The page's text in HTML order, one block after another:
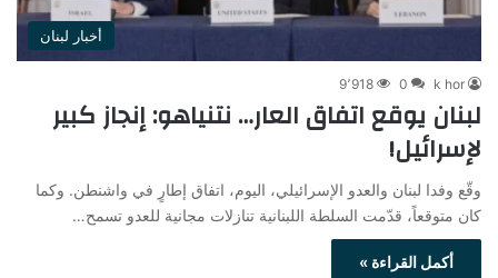
أخبار لبنان
k hor
0 9٬918
لبنان يوقع اتفاق العار… نتنياهو: إنجاز كبير
لإسرائيل!
وقّع وفدا لبنان والعدو الإسرائيلي، اليوم، اتفاق إطارٍ في واشنطن. وكما
كان متوقعاً، قدّمت السلطة اللبنانية تنازلات مجانية للعدو تسمح…
أكمل القراءة »